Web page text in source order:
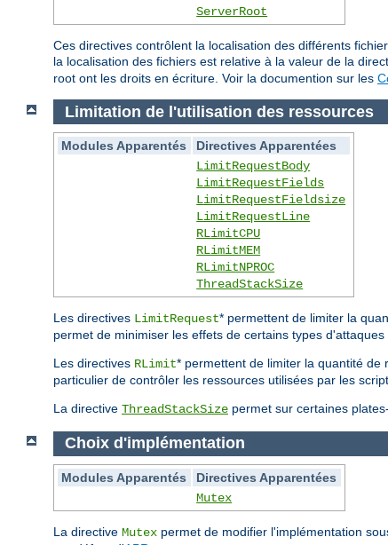
ServerRoot
Ces directives contrôlent la localisation des différents
la localisation des fichiers est relative à la valeur de la
root ont les droits en écriture. Voir la documention sur les
Limitation de l'utilisation des ressources
Modules Apparentés
Directives Apparentées
LimitRequestBody
LimitRequestFields
LimitRequestFieldsize
LimitRequestLine
RLimitCPU
RLimitMEM
RLimitNPROC
ThreadStackSize
Les directives LimitRequest* permettent de limiter la
permet de minimiser les effets de certains types
Les directives RLimit* permettent de limiter la quantité de
particulier de contrôler les ressources utilisées par les
La directive ThreadStackSize permet sur certaines
Choix d'implémentation
Modules Apparentés
Directives Apparentées
Mutex
La directive Mutex permet de modifier l'implémentation